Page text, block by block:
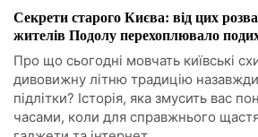
Секрети старого Києва: від цих
жителів Подолу перехоплювало
Про що сьогодні мовчать київські
дивовижну літню традицію назавжди
підлітки? Історія, яка змусить вас
часами, коли для справжнього